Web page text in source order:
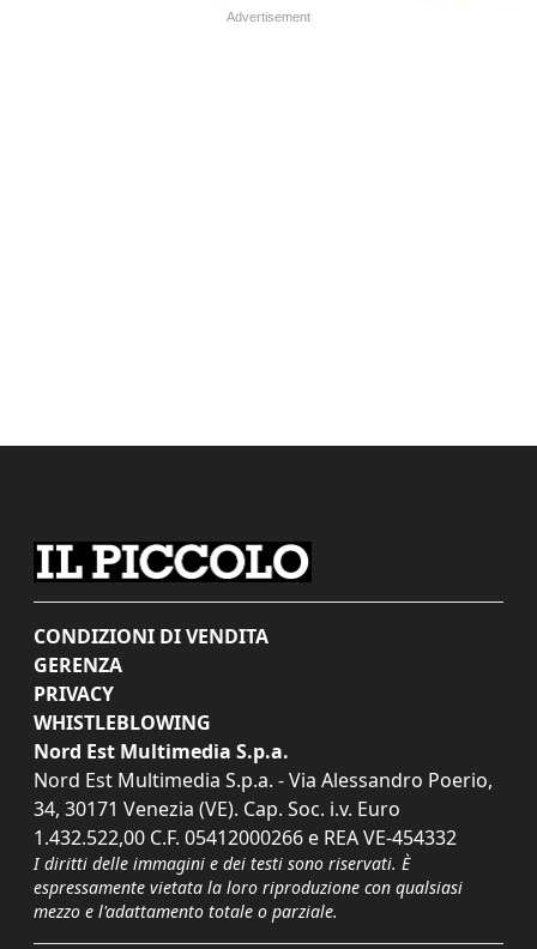
CONDIZIONI DI VENDITA
GERENZA
PRIVACY
WHISTLEBLOWING
Nord Est Multimedia S.p.a.
Nord Est Multimedia S.p.a. - Via Alessandro Poerio,
34, 30171 Venezia (VE). Cap. Soc. i.v. Euro
1.432.522,00 C.F. 05412000266 e REA VE-454332
I diritti delle immagini e dei testi sono riservati. È
espressamente vietata la loro riproduzione con qualsiasi
mezzo e l'adattamento totale o parziale.